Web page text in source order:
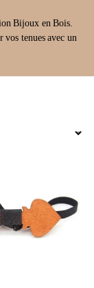
Bijoux en Bois.
vos tenues avec un